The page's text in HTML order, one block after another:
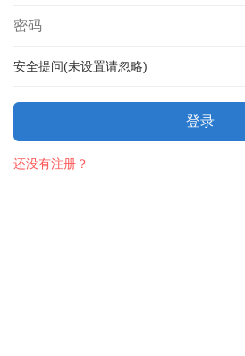
安全提问(未设置请忽略)
登录
还没有注册？